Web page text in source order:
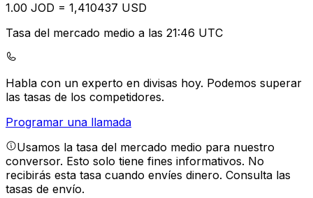
1.00 JOD = 1,410437 USD
Tasa del mercado medio a las 21:46 UTC
Habla con un experto en divisas hoy. Podemos superar
las tasas de los competidores.
Programar una llamada
Usamos la tasa del mercado medio para nuestro
conversor. Esto solo tiene fines informativos. No
recibirás esta tasa cuando envíes dinero. Consulta las
tasas de envío.